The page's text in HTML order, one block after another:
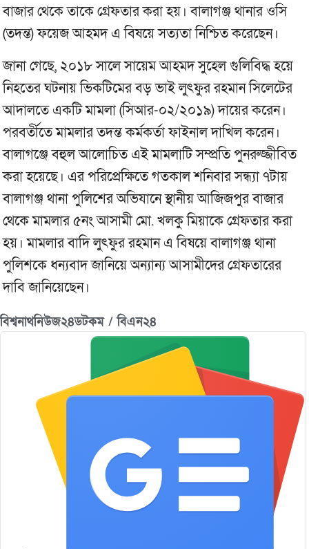
বাজার থেকে তাকে গ্রেফতার করা হয়। বালাগঞ্জ থানার ওসি
(তদন্ত) ফয়েজ আহমদ এ বিষয়ে সত্যতা নিশ্চিত করেছেন।
জানা গেছে, ২০১৮ সালে সায়েম আহমদ সুহেল গুলিবিদ্ধ হয়ে
নিহতের ঘটনায় ভিকটিমের বড় ভাই লুৎফুর রহমান সিলেটের
আদালতে একটি মামলা (সিআর-০২/২০১৯) দায়ের করেন।
পরবর্তীতে মামলার তদন্ত কর্মকর্তা ফাইনাল দাখিল করেন।
বালাগঞ্জে বহুল আলোচিত এই মামলাটি সম্প্রতি পুনরুজ্জীবিত
করা হয়েছে। এর পরিপ্রেক্ষিতে গতকাল শনিবার সন্ধ্যা ৭টায়
বালাগঞ্জ থানা পুলিশের অভিযানে স্থানীয় আজিজপুর বাজার
থেকে মামলার ৫নং আসামী মো. খলকু মিয়াকে গ্রেফতার করা
হয়। মামলার বাদি লুৎফুর রহমান এ বিষয়ে বালাগঞ্জ থানা
পুলিশকে ধন্যবাদ জানিয়ে অন্যান্য আসামীদের গ্রেফতারের
দাবি জানিয়েছেন।
বিশ্বনাথনিউজ২৪ডটকম / বিএন২৪